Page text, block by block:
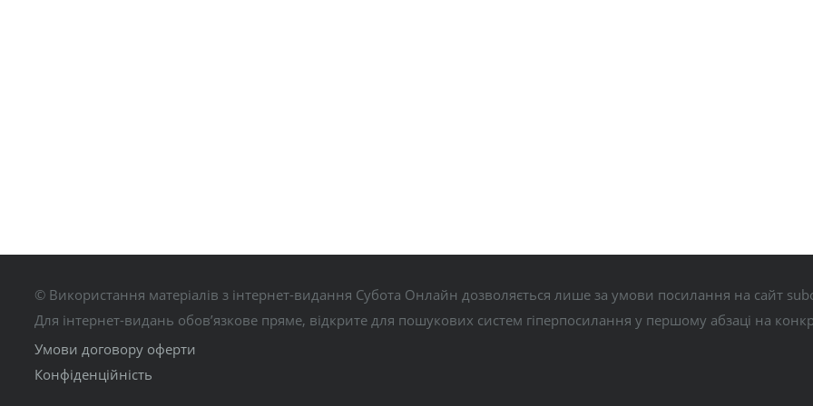
© Використання матеріалів з інтернет-видання Субота Онлайн дозволяється лише за умови посилання на сайт
Для інтернет-видань обов’язкове пряме, відкрите для пошукових систем гіперпосилання у першому абзаці на
Умови договору оферти
Конфіденційність